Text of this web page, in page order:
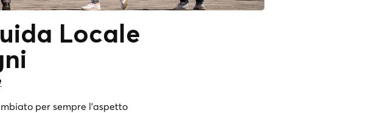
Locale
per sempre l'aspetto